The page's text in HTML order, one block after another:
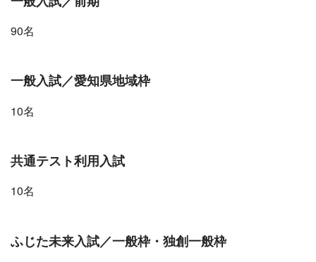
90名
一般入試／愛知県地域枠
10名
共通テスト利用入試
10名
ふじた未来入試／一般枠・独創一般枠